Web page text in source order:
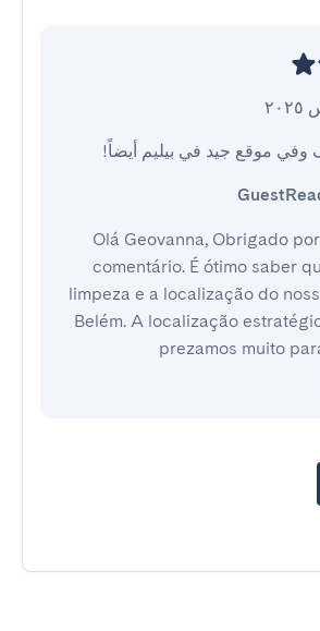
وفي موقع جيد في بيليم أيضاً!
Olá Geovanna, Obrigado
comentário. É ótimo saber
limpeza e a localização do
Belém. A localização
prezamos muito